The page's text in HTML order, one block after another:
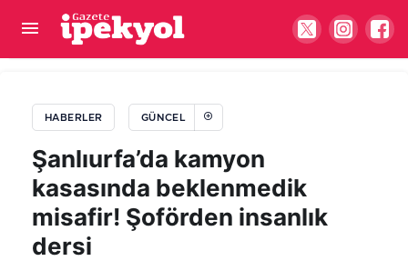
HABERLER GÜNCEL
Şanlıurfa’da kamyon
kasasında beklenmedik
misafir! Şoförden insanlık
dersi
Şanlıurfa'nın da yer aldığı 85,8 milyon euroluk dev